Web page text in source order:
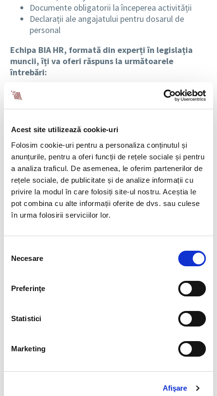
Acest site utilizează cookie-uri
Folosim cookie-uri pentru a personaliza conținutul și
anunțurile, pentru a oferi funcții de rețele sociale și pentru
a analiza traficul. De asemenea, le oferim partenerilor de
rețele sociale, de publicitate și de analize informații cu
privire la modul în care folosiți site-ul nostru. Aceștia le
pot combina cu alte informații oferite de dvs. sau culese
în urma folosirii serviciilor lor.
consimțământului
Necesare
Preferinţe
Statistici
Marketing
Afişare
Documente obligatorii la începerea activității
Declarații ale angajatului pentru dosarul de
personal
Echipa BIA HR, formată din experți în legislația
muncii, îți va oferi răspuns la următoarele
întrebări:
Este cazierul judiciar obligatoriu la dosarul
angajatului indiferent de funcția sa în companie?
Ce facem cu documentele expirate, exemplu CI
Cazierul judiciar este obligatoriu la angajare?
Este obligatorie nota de lichidare la încetarea
contractului de muncă?
Când: marți, 28 septembrie 2021|11.00 – 12.00
Unde: Online (vei primi linkul de conectare pe e-mail)
Costuri: gratuit
Te poți înscrie pana pe 27 septembrie.